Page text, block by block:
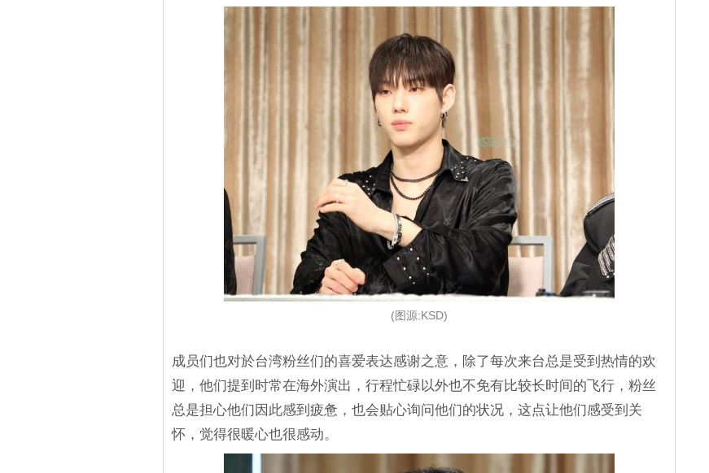
(图源:KSD)
成员们也对於台湾粉丝们的喜爱表达感谢之意，除了每次来台总是受到热情的欢
迎，他们提到时常在海外演出，行程忙碌以外也不免有比较长时间的飞行，粉丝
总是担心他们因此感到疲惫，也会贴心询问他们的状况，这点让他们感受到关
怀，觉得很暖心也很感动。